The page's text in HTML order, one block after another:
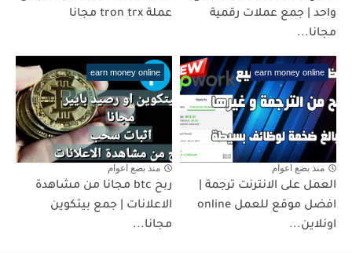
واحد | جمع عملات رقمية
مجانا...
عملة tron trx مجانا
earn money online
منذ بضع اعوام
العمل على الانترنت ترجمة |
افضل موقع للعمل online
اونلاين...
earn money online
منذ بضع اعوام
ربح btc مجانا من مشاهدة
الاعلانات | جمع بيتكوين
مجانا...